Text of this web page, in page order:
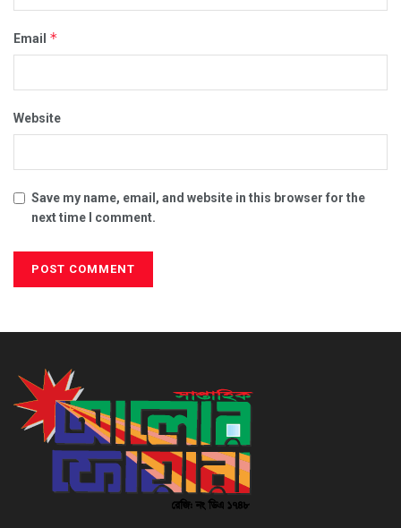
Email *
Website
Save my name, email, and website in this browser for the
next time I comment.